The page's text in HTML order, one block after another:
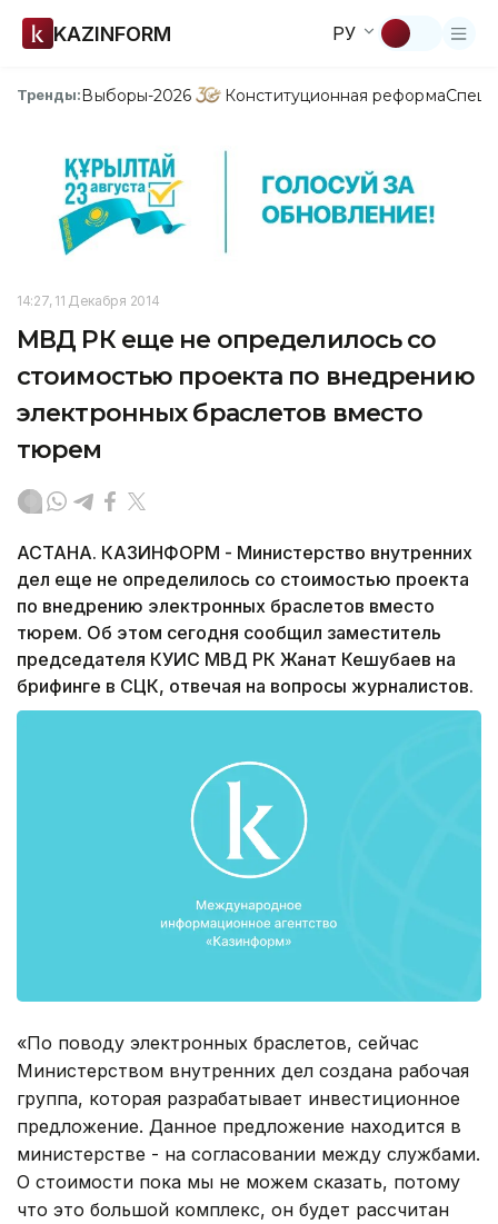
KAZINFORM РУ
Тренды:Выборы-2026 Конституционная реформа
14:27, 11 Декабря 2014
МВД РК еще не определилось со
стоимостью проекта по внедрению
электронных браслетов вместо
тюрем
АСТАНА. КАЗИНФОРМ - Министерство внутренних
дел еще не определилось со стоимостью проекта
по внедрению электронных браслетов вместо
тюрем. Об этом сегодня сообщил заместитель
председателя КУИС МВД РК Жанат Кешубаев на
брифинге в СЦК, отвечая на вопросы журналистов.
«По поводу электронных браслетов, сейчас
Министерством внутренних дел создана рабочая
группа, которая разрабатывает инвестиционное
предложение. Данное предложение находится в
министерстве - на согласовании между службами.
О стоимости пока мы не можем сказать, потому
что это большой комплекс, он будет рассчитан